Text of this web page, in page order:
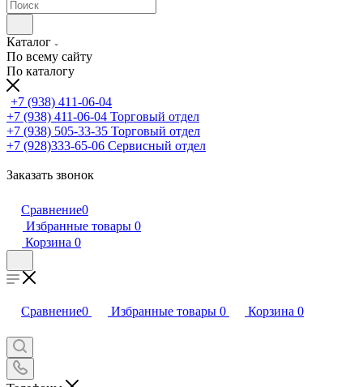
Каталог
По всему сайту
По каталогу
+7 (938) 411-06-04
+7 (938) 411-06-04 Торговый отдел
+7 (938) 505-33-35 Торговый отдел
+7 (928)333-65-06 Сервисный отдел
Заказать звонок
Сравнение0
Избранные товары 0
Корзина 0
Сравнение0 Избранные товары 0 Корзина 0